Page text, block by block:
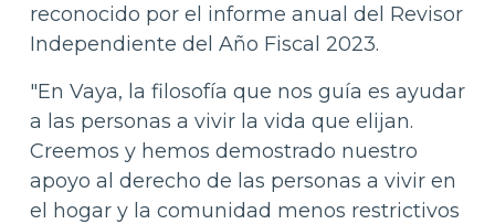
reconocido por el informe anual del Revisor
Independiente del Año Fiscal 2023.
"En Vaya, la filosofía que nos guía es ayudar
a las personas a vivir la vida que elijan.
Creemos y hemos demostrado nuestro
apoyo al derecho de las personas a vivir en
el hogar y la comunidad menos restrictivos